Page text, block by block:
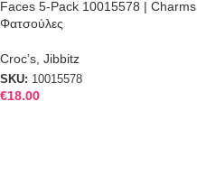
Faces 5-Pack 10015578 | Charms
Φατσούλες
Croc’s Jibbitz
SKU: 10015578
€18.00